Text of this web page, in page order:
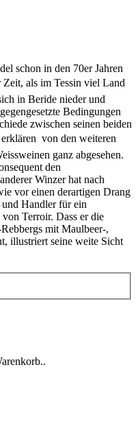
schon in den 70er Jahren
Zeit, als im Tessin viel Land
in Beride nieder und
Bedingungen
zwischen seinen beiden
 von den weiteren
ganz abgesehen.
den
Winzer hat nach
vor einen derartigen Drang
Handler für ein
Terroir. Dass er die
mit Maulbeer-,
illustriert seine weite Sicht